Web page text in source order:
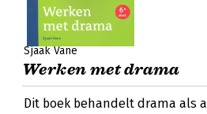
Sjaak Vane
Werken met drama
Dit boek behandelt drama als